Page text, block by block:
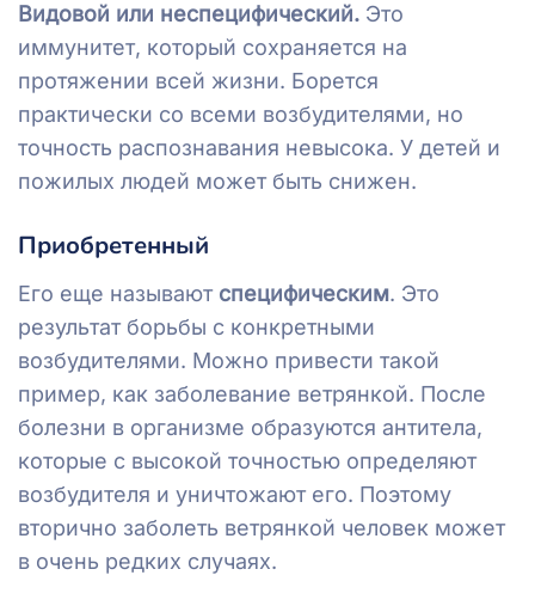
Видовой или неспецифический. Это
иммунитет, который сохраняется на
протяжении всей жизни. Борется
практически со всеми возбудителями, но
точность распознавания невысока. У детей и
пожилых людей может быть снижен.
Приобретенный
Его еще называют специфическим. Это
результат борьбы с конкретными
возбудителями. Можно привести такой
пример, как заболевание ветрянкой. После
болезни в организме образуются антитела,
которые с высокой точностью определяют
возбудителя и уничтожают его. Поэтому
вторично заболеть ветрянкой человек может
в очень редких случаях.